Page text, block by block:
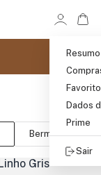
Resumo
Dados
Prime
Sair
Ir
Bermudas